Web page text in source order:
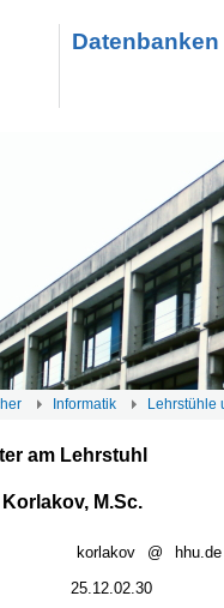
Informatik Lehrstühle
am Lehrstuhl
M.Sc.
korlakov @
hhu.de
25.12.02.30